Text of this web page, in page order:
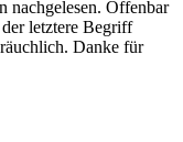
nachgelesen. Offenbar
letztere Begriff
Danke für